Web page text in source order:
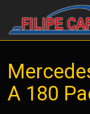
A 180